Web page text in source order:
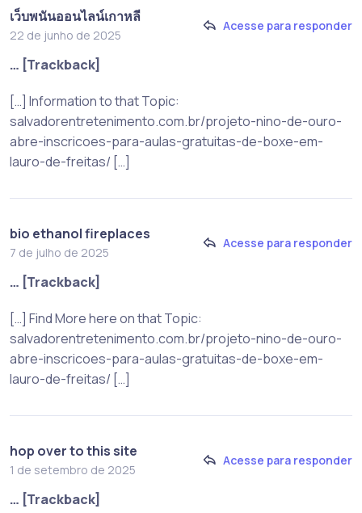
เว็บพนันออนไลน์เกาหลี
22 de junho de 2025
Acesse para responder
… [Trackback]
[…] Information to that Topic:
salvadorentretenimento.com.br/projeto-nino-de-ouro-
abre-inscricoes-para-aulas-gratuitas-de-boxe-em-
lauro-de-freitas/ […]
bio ethanol fireplaces
7 de julho de 2025
Acesse para responder
… [Trackback]
[…] Find More here on that Topic:
salvadorentretenimento.com.br/projeto-nino-de-ouro-
abre-inscricoes-para-aulas-gratuitas-de-boxe-em-
lauro-de-freitas/ […]
hop over to this site
1 de setembro de 2025
Acesse para responder
… [Trackback]